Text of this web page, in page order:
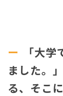
「大
ました。
る、そこ